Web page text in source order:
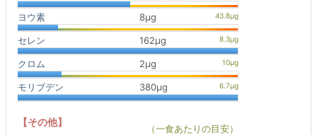
ヨウ素 8μg
セレン 162μg
クロム 2μg
モリブデン 380μg
【その他】
（一食あたりの目安）